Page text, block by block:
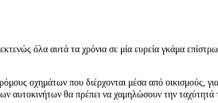
όλα αυτά τα χρόνια σε μία ευρεία γκάμα
οχημάτων που διέρχονται μέσα από οικισμούς,
θα πρέπει να χαμηλώσουν την ταχύτητά